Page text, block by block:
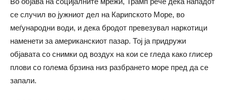
се случил во јужниот дел на Карипското Море, во
меѓународни води, и дека бродот превезувал наркотици
наменети за американскиот пазар. Тој ја придружи
објавата со снимки од воздух на кои се гледа како глисер
плови со голема брзина низ разбрането море пред да се
запали.